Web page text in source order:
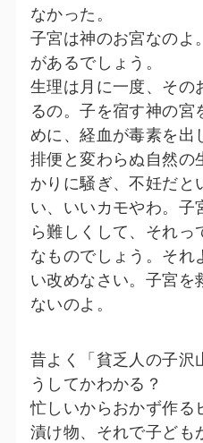
なかった。
子宮は神のお宮なのよ
があるでしょう。
生理は月に一度、その
るの。子を宿す神の宮
めに、経血が毒素を出
排便と変わらぬ自然の
かりに騒ぎ、不妊だと
い、いいカモやわ。子
ら難しくして、それっ
なものでしょう。それ
い改めなさい。子宮を
ないのよ。
昔よく「貧乏人の子沢
うしてかわかる？
忙しいからおかず作る
漬け物、それで子ども